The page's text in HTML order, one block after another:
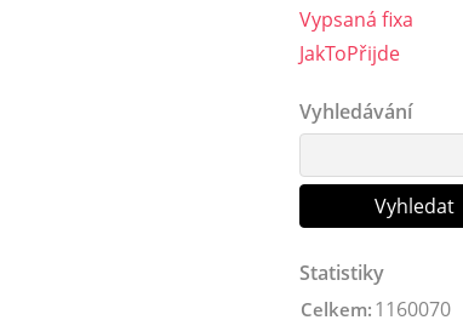
Vypsaná fixa
JakToPřijde
Vyhledávání
Statistiky
Celkem: 1160070